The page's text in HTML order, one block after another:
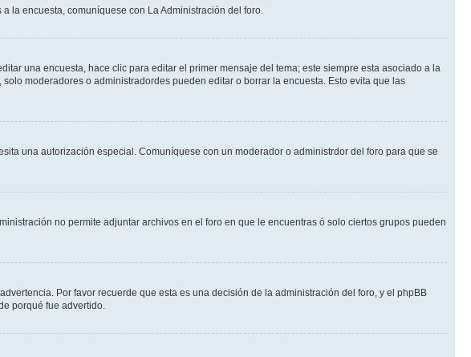
la encuesta, comuníquese con La Administración del foro.
una encuesta, hace clic para editar el primer mensaje del tema; este siempre esta asociado a la
moderadores o administradordes pueden editar o borrar la encuesta. Esto evita que las
una autorización especial. Comuníquese con un moderador o administrdor del foro para que se
no permite adjuntar archivos en el foro en que le encuentras ó solo ciertos grupos pueden
Por favor recuerde que esta es una decisión de la administración del foro, y el phpBB
porqué fue advertido.